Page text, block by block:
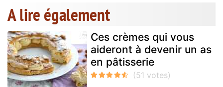
A lire également
Ces crèmes qui vous
aideront à devenir un as
en pâtisserie